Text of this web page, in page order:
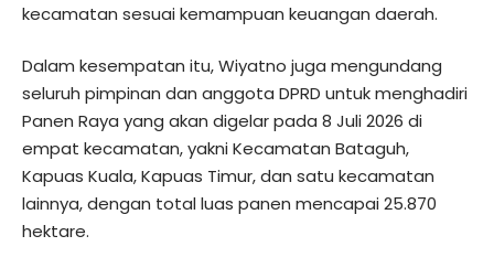
kecamatan sesuai kemampuan keuangan daerah.
Dalam kesempatan itu, Wiyatno juga mengundang
seluruh pimpinan dan anggota DPRD untuk menghadiri
Panen Raya yang akan digelar pada 8 Juli 2026 di
empat kecamatan, yakni Kecamatan Bataguh,
Kapuas Kuala, Kapuas Timur, dan satu kecamatan
lainnya, dengan total luas panen mencapai 25.870
hektare.